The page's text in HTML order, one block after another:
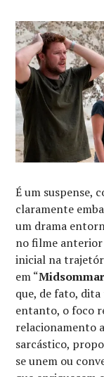
É um suspense,
claramente
um drama
no filme anterior
inicial na
em “
que, de fato,
entanto, o foco
relacionamento
sarcástico,
se unem ou